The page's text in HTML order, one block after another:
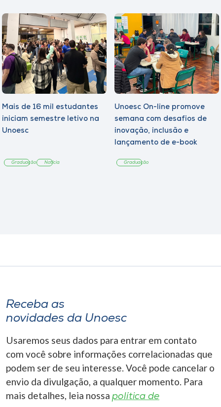
Mais de 16 mil estudantes
iniciam semestre letivo na
Unoesc
Graduação Notícia
Unoesc On-line promove
semana com desafios de
inovação, inclusão e
lançamento de e-book
Graduação
Receba as
novidades da Unoesc
Usaremos seus dados para entrar em contato
com você sobre informações correlacionadas que
podem ser de seu interesse. Você pode cancelar o
envio da divulgação, a qualquer momento. Para
mais detalhes, leia nossa política de